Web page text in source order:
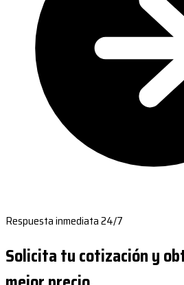
Respuesta inmediata 24/7
Solicita tu cotización y